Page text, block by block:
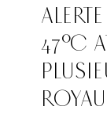
47°C